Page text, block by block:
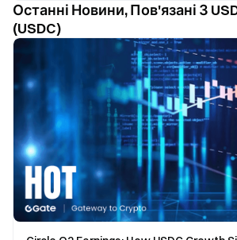
Останні Новини, Пов'язані З
(USDC)